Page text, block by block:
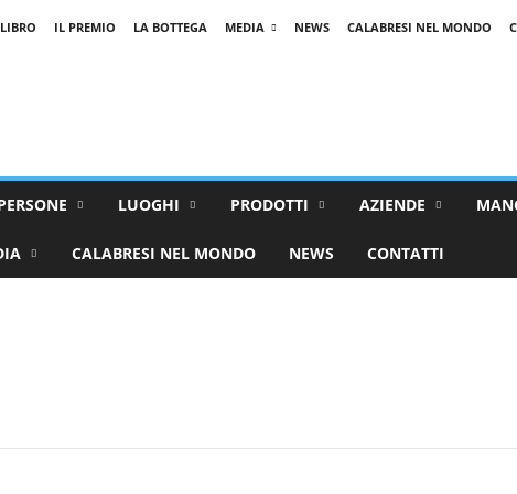
IL PREMIO LA BOTTEGA MEDIA NEWS CALABRESI NEL MONDO
LUOGHI PRODOTTI AZIENDE
CALABRESI NEL MONDO NEWS CONTATTI